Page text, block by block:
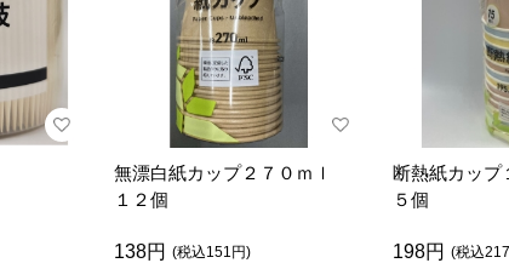
無漂白紙カップ２７０ｍｌ
１２個
138円 (税込151円)
断熱紙カッ
５個
198円 (税込